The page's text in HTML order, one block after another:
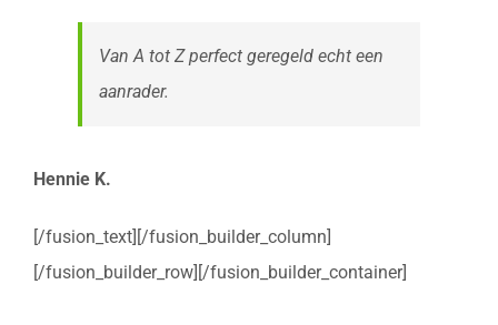
Van A tot Z perfect geregeld echt een
aanrader.
Hennie K.
[/fusion_text][/fusion_builder_column]
[/fusion_builder_row][/fusion_builder_container]